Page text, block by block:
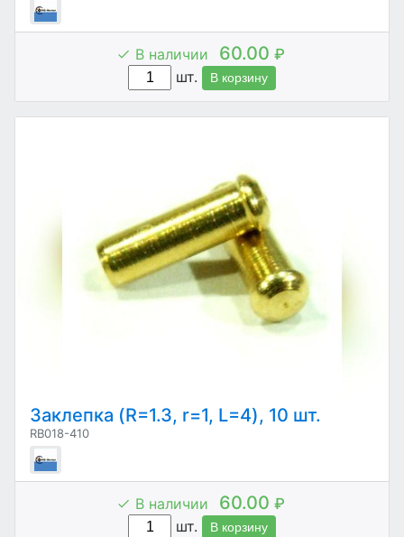
В наличии 60.00 ₽
шт.
В корзину
Заклепка (R=1.3, r=1, L=4), 10 шт.
RB018-410
В наличии 60.00 ₽
шт.
В корзину